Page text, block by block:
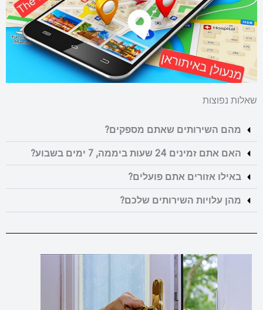
שאלות נפוצות
מהם השירותים שאתם מספקים?
האם אתם זמינים 24 שעות ביממה, 7 ימים בשבוע?
באילו אזורים אתם פועלים?
מהן עלויות השירותים שלכם?